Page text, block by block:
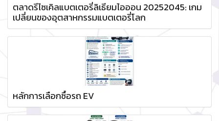
ตลาดรีไซเคิลแบตเตอรี่ลิเธียมไอออน 20252045: เกม
เปลี่ยนของอุตสาหกรรมแบตเตอรี่โลก
หลักการเลือกซื้อรถ EV